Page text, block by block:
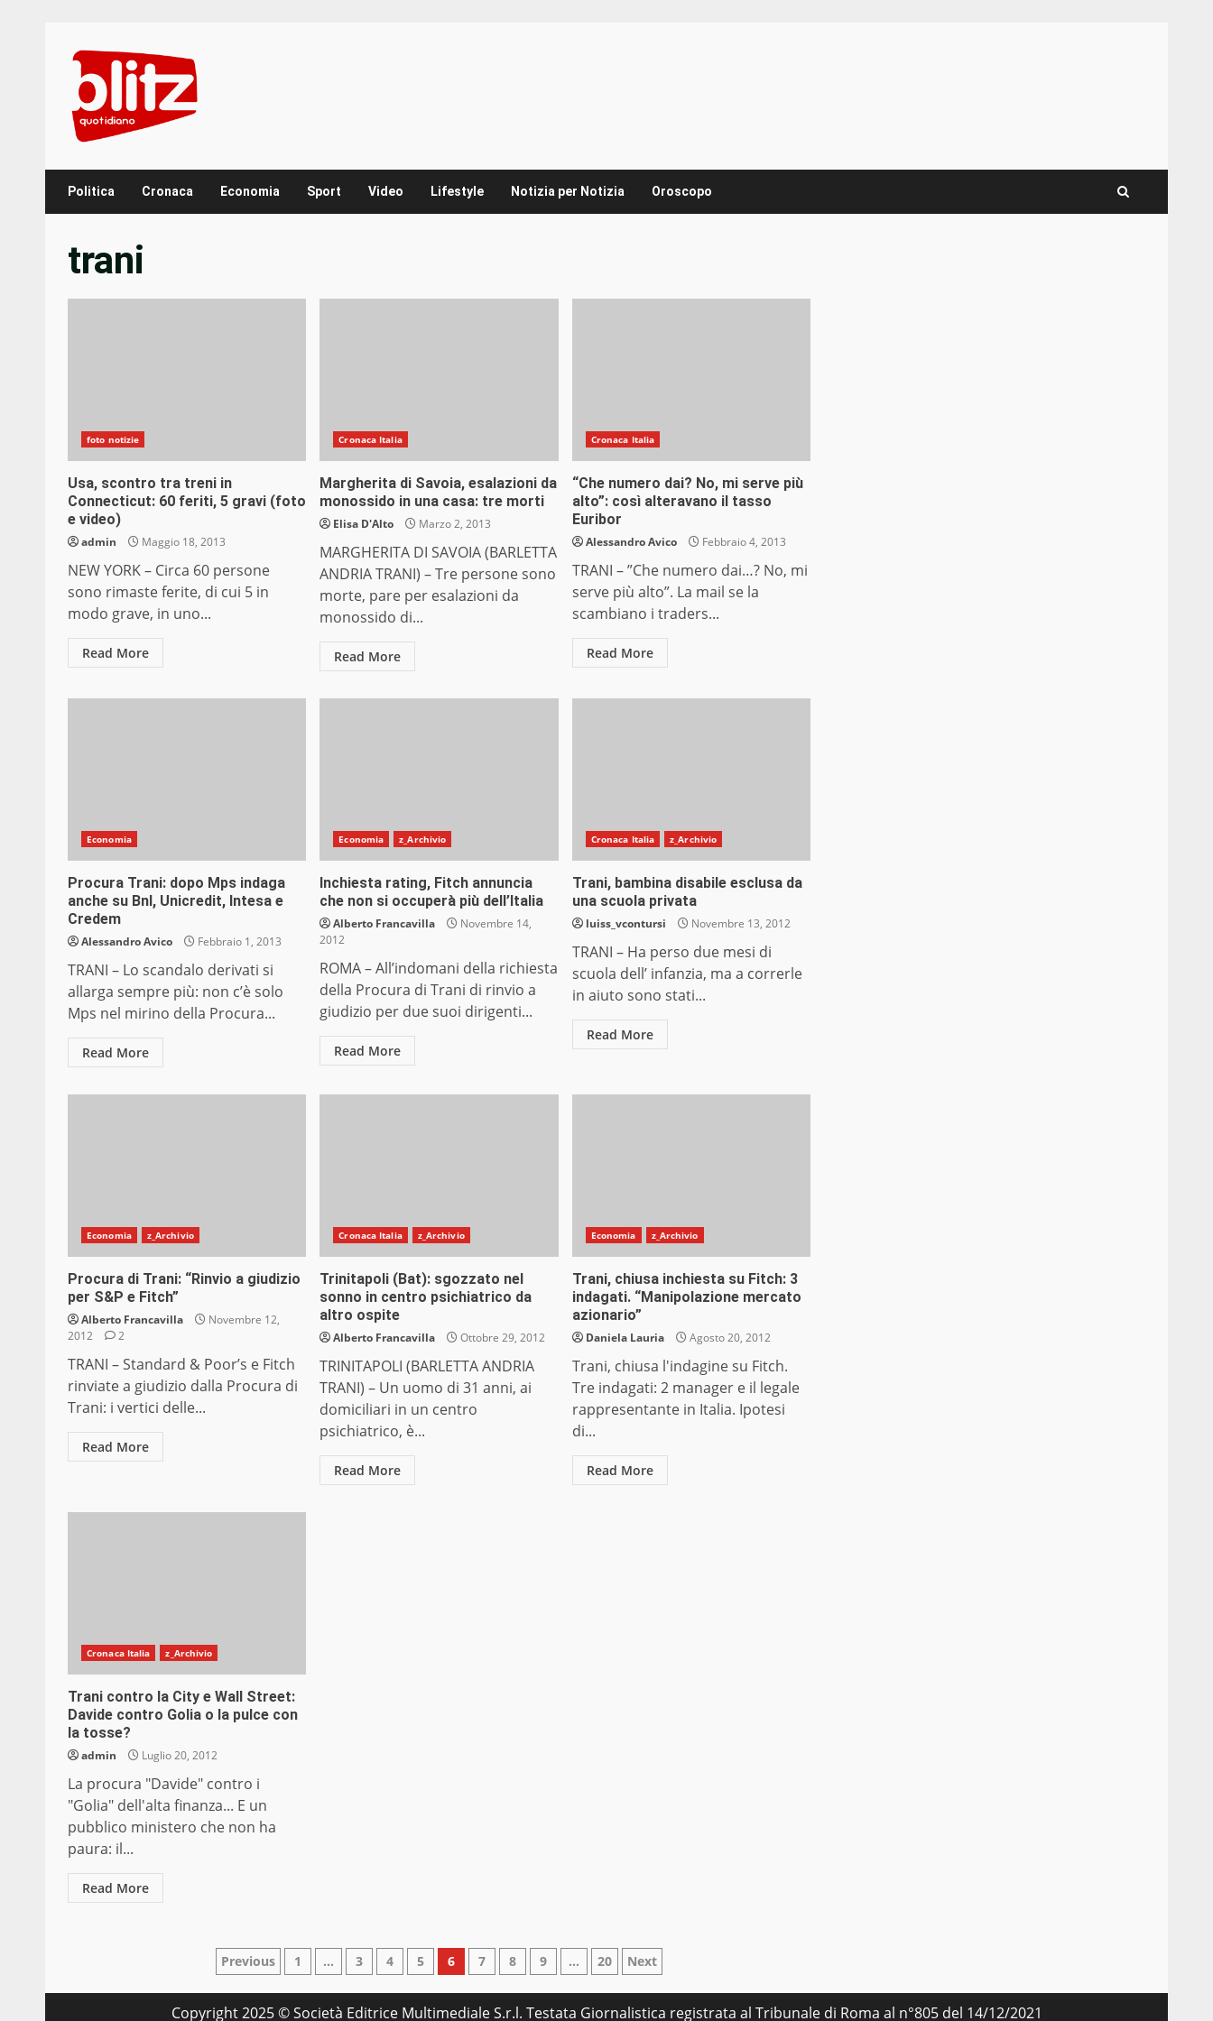
content
Politica Cronaca Economia Sport Video Lifestyle Notizia per Notizia Oroscopo
trani
foto notizie
Usa, scontro tra treni in
Connecticut: 60 feriti, 5 gravi (foto
e video)
admin Maggio 18, 2013
NEW YORK – Circa 60 persone
sono rimaste ferite, di cui 5 in
modo grave, in uno...
Read More
Cronaca Italia
Margherita di Savoia, esalazioni da
monossido in una casa: tre morti
Elisa D'Alto Marzo 2, 2013
MARGHERITA DI SAVOIA (BARLETTA
ANDRIA TRANI) – Tre persone sono
morte, pare per esalazioni da
monossido di...
Read More
Cronaca Italia
“Che numero dai? No, mi serve più
alto”: così alteravano il tasso
Euribor
Alessandro Avico Febbraio 4, 2013
TRANI – ”Che numero dai…? No, mi
serve più alto”. La mail se la
scambiano i traders...
Read More
Economia
Procura Trani: dopo Mps indaga
anche su Bnl, Unicredit, Intesa e
Credem
Alessandro Avico Febbraio 1, 2013
TRANI – Lo scandalo derivati si
allarga sempre più: non c’è solo
Mps nel mirino della Procura...
Read More
Economia z_Archivio
Inchiesta rating, Fitch annuncia
che non si occuperà più dell’Italia
Alberto Francavilla
Novembre 14,
2012
ROMA – All’indomani della richiesta
della Procura di Trani di rinvio a
giudizio per due suoi dirigenti...
Read More
Cronaca Italia z_Archivio
Trani, bambina disabile esclusa da
una scuola privata
luiss_vcontursi Novembre 13, 2012
TRANI – Ha perso due mesi di
scuola dell’ infanzia, ma a correrle
in aiuto sono stati...
Read More
Economia z_Archivio
Procura di Trani: “Rinvio a giudizio
per S&P e Fitch”
Alberto Francavilla
Novembre 12,
2012
2
TRANI – Standard & Poor’s e Fitch
rinviate a giudizio dalla Procura di
Trani: i vertici delle...
Read More
Cronaca Italia z_Archivio
Trinitapoli (Bat): sgozzato nel
sonno in centro psichiatrico da
altro ospite
Alberto Francavilla Ottobre 29, 2012
TRINITAPOLI (BARLETTA ANDRIA
TRANI) – Un uomo di 31 anni, ai
domiciliari in un centro
psichiatrico, è...
Read More
Economia z_Archivio
Trani, chiusa inchiesta su Fitch: 3
indagati. “Manipolazione mercato
azionario”
Daniela Lauria Agosto 20, 2012
Trani, chiusa l'indagine su Fitch.
Tre indagati: 2 manager e il legale
rappresentante in Italia. Ipotesi
di...
Read More
Cronaca Italia z_Archivio
Trani contro la City e Wall Street:
Davide contro Golia o la pulce con
la tosse?
admin Luglio 20, 2012
La procura "Davide" contro i
"Golia" dell'alta finanza... E un
pubblico ministero che non ha
paura: il...
Read More
Paginazione
degli
Previous 1 … 3 4 5 6 7 8 9 … 20 Next
Copyright 2025 © Società Editrice Multimediale S.r.l. Testata Giornalistica registrata al Tribunale di Roma al n°805 del 14/12/2021